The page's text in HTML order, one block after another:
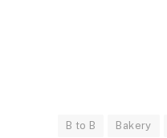
B to B Bakery